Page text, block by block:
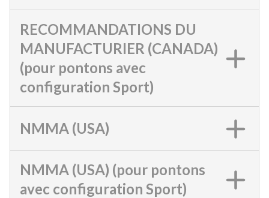
RECOMMANDATIONS DU
MANUFACTURIER (CANADA)
(pour pontons avec
configuration Sport)
NMMA (USA)
NMMA (USA) (pour pontons
avec configuration Sport)